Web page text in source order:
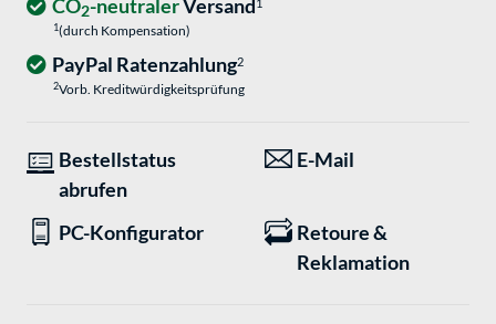
CO2-neutralerVersand1
1(durch Kompensation)
PayPal Ratenzahlung2
2Vorb. Kreditwürdigkeitsprüfung
Bestellstatus
abrufen
E-Mail
PC-Konfigurator
Retoure &
Reklamation